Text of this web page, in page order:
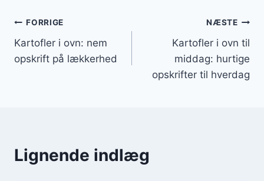
Indlægsnavigation
FORRIGE
Kartofler i ovn: nem
opskrift på lækkerhed
NÆSTE
Kartofler i ovn til
middag: hurtige
opskrifter til hverdag
Lignende indlæg